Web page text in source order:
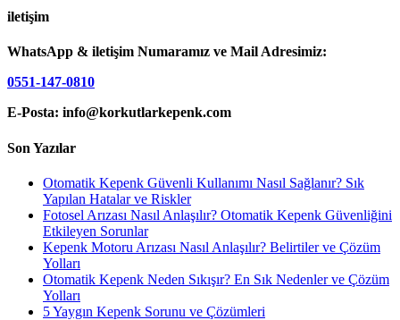
iletişim
WhatsApp & iletişim Numaramız ve Mail Adresimiz:
0551-147-0810
E-Posta: info@korkutlarkepenk.com
Son Yazılar
Otomatik Kepenk Güvenli Kullanımı Nasıl Sağlanır? Sık
Yapılan Hatalar ve Riskler
Fotosel Arızası Nasıl Anlaşılır? Otomatik Kepenk Güvenliğini
Etkileyen Sorunlar
Kepenk Motoru Arızası Nasıl Anlaşılır? Belirtiler ve Çözüm
Yolları
Otomatik Kepenk Neden Sıkışır? En Sık Nedenler ve Çözüm
Yolları
5 Yaygın Kepenk Sorunu ve Çözümleri